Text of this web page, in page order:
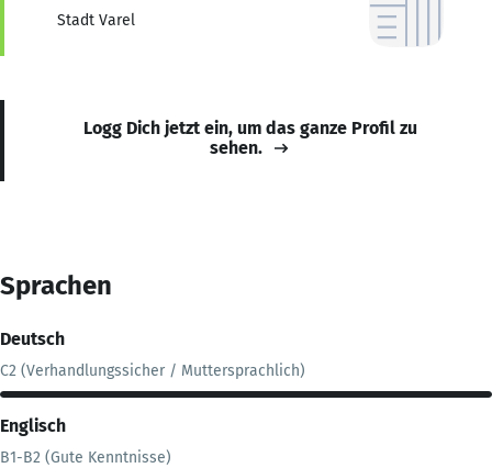
Stadt Varel
Logg Dich jetzt ein, um das ganze Profil zu
sehen.
Sprachen
Deutsch
C2 (Verhandlungssicher / Muttersprachlich)
Englisch
B1-B2 (Gute Kenntnisse)